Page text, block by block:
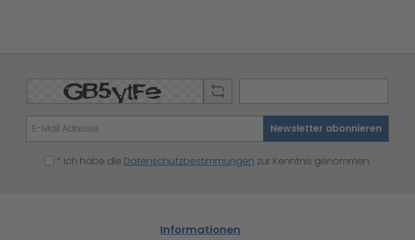
Newsletter abonnieren
* Ich habe die Datenschutzbestimmungen zur Kenntnis genommen.
Informationen